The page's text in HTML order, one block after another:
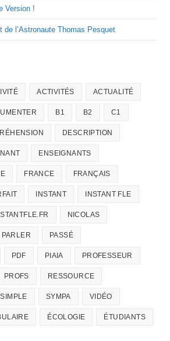
Version !
de l’Astronaute Thomas Pesquet
ACTIVITÉS ACTUALITÉ
B1 B2 C1
DESCRIPTION
ENSEIGNANTS
FRANCE FRANÇAIS
INSTANT INSTANT FLE
NICOLAS
PARLER PASSÉ
PDF PIAIA PROFESSEUR
PROFS RESSOURCE
SIMPLE SYMPA VIDÉO
ÉCOLOGIE ÉTUDIANTS